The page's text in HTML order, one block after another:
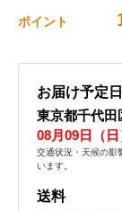
ポイント
お届け予定日
東京都千代田
08月09日（日
交通状況・天候の影
います。
送料